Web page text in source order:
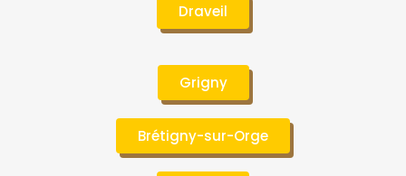
Draveil
Grigny
Brétigny-sur-Orge